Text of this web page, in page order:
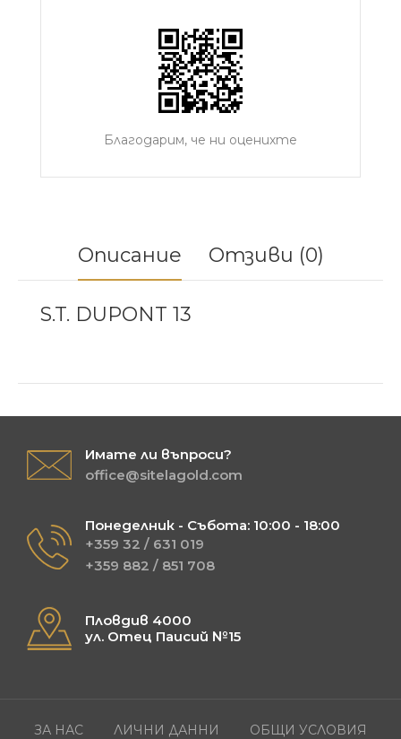
Благодарим, че ни оценихте
Описание Отзиви (0)
S.T. DUPONT 13
Имате ли въпроси?
office@sitelagold.com
Понеделник - Събота: 10:00 - 18:00
+359 32 / 631 019
+359 882 / 851 708
Пловдив 4000
ул. Отец Паисий №15
ЗА НАС ЛИЧНИ ДАННИ ОБЩИ УСЛОВИЯ